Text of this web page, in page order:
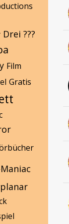
Drei ???
Film
Gratis